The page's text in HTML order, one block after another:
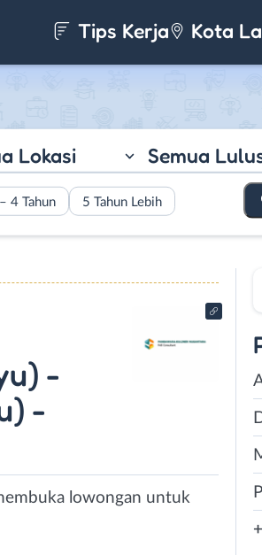
Tips Kerja Kota
Lokasi Semua
4 Tahun 5 Tahun Lebih
-
-
lowongan untuk